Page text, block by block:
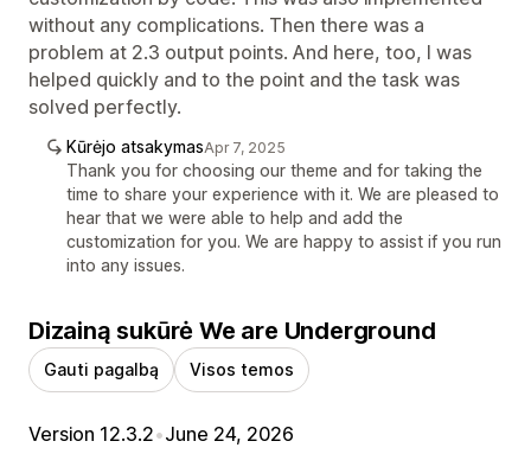
without any complications. Then there was a
problem at 2.3 output points. And here, too, I was
helped quickly and to the point and the task was
solved perfectly.
Kūrėjo atsakymasApr 7, 2025
Thank you for choosing our theme and for taking the
time to share your experience with it. We are pleased to
hear that we were able to help and add the
customization for you. We are happy to assist if you run
into any issues.
Dizainą sukūrė We are Underground
Gauti pagalbą Visos temos
Version 12.3.2•June 24, 2026